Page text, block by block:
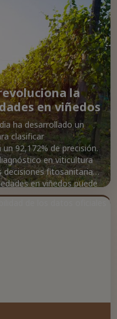
la
en viñedos
ha desarrollado un
clasificar
92,172% de precisión.
en viticultura
decisiones fitosanitarias.
en viñedos puede
de la materia prima